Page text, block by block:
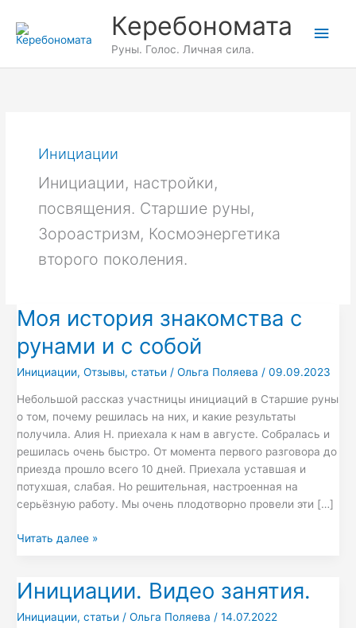
содержимому
Керебономата
Руны. Голос. Личная сила.
Инициации
Инициации, настройки,
посвящения. Старшие руны,
Зороастризм, Космоэнергетика
второго поколения.
Моя история знакомства с
рунами и с собой
Инициации,Отзывы,статьи /Ольга Поляева /09.09.2023
Небольшой рассказ участницы инициаций в Старшие руны
о том, почему решилась на них, и какие результаты
получила. Алия Н. приехала к нам в августе. Собралась и
решилась очень быстро. От момента первого разговора до
приезда прошло всего 10 дней. Приехала уставшая и
потухшая, слабая. Но решительная, настроенная на
серьёзную работу. Мы очень плодотворно провели эти […]
Моя
история
знакомства
рунами
и
с
собой
Читать далее »
Инициации. Видео занятия.
Инициации,статьи /Ольга Поляева /14.07.2022
Инициации.
Видео
занятия.